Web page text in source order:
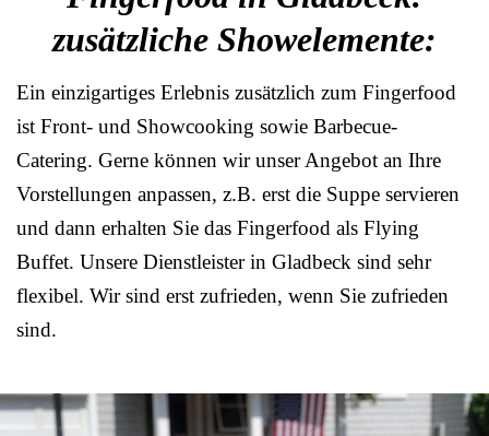
zusätzliche Showelemente:
Ein einzigartiges Erlebnis zusätzlich zum Fingerfood
ist Front- und Showcooking sowie Barbecue-
Catering. Gerne können wir unser Angebot an Ihre
Vorstellungen anpassen, z.B. erst die Suppe servieren
und dann erhalten Sie das Fingerfood als Flying
Buffet. Unsere Dienstleister in Gladbeck sind sehr
flexibel. Wir sind erst zufrieden, wenn Sie zufrieden
sind.